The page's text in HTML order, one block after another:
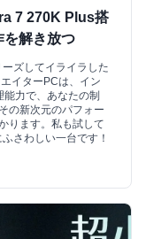
7 270K Plus搭
を解き放つ
ズしてイライラした
イターPCは、イン
力で、あなたの制
の新次元のパフォー
ります。私も試して
さわしい一台です！